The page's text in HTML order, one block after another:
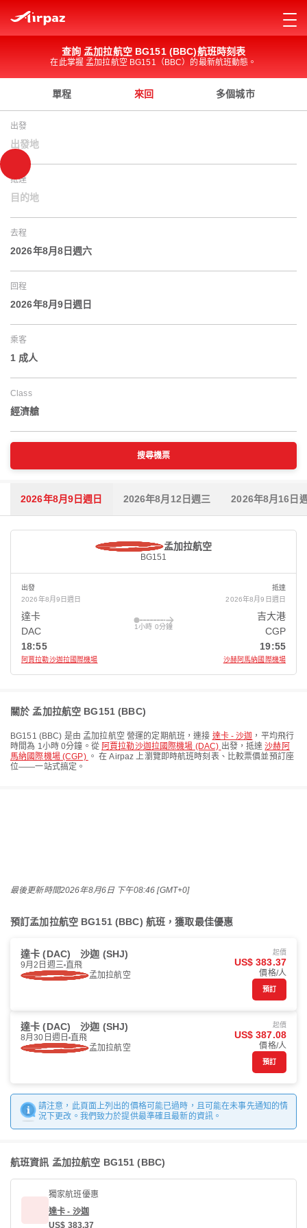
查詢 孟加拉航空 BG151 (BBC)航班時刻表
在此掌握 孟加拉航空 BG151（BBC）的最新航班動態。
單程 來回 多個城市
出發
出發地
抵達
目的地
去程
2026年8月8日週六
回程
2026年8月9日週日
乘客
1 成人
Class
經濟艙
搜尋機票
2026年8月9日週日 2026年8月12日週三 2026年8月16日
孟加拉航空
BG151
出發
2026年8月9日週日
達卡
DAC
18:55
阿賈拉勒沙迦拉國際機場
1小時 0分鐘
抵達
2026年8月9日週日
吉大港
CGP
19:55
沙赫阿馬納國際機場
關於 孟加拉航空 BG151 (BBC)
BG151 (BBC) 是由 孟加拉航空營運的定期航班，連接 達卡 - 沙迦 ，平均飛行
時間為 1小時 0分鐘 。從 阿賈拉勒沙迦拉國際機場 (DAC) 出發，抵達沙赫阿
馬納國際機場 (CGP) 。 在 Airpaz 上瀏覽即時航班時刻表、比較票價並預訂座
位——一站式搞定。
最後更新時間2026年8月6日 下午08:46 [GMT+0]
預訂孟加拉航空 BG151 (BBC) 航班，獲取最佳優惠
達卡 (DAC) 沙迦 (SHJ)
9月2日週三 直飛
孟加拉航空
起價
US$ 383.37
價格/人
預訂
達卡 (DAC) 沙迦 (SHJ)
8月30日週日 直飛
孟加拉航空
起價
US$ 387.08
價格/人
預訂
請注意，此頁面上列出的價格可能已過時，且可能在未事先通知的情
況下更改。我們致力於提供最準確且最新的資訊。
航班資訊 孟加拉航空 BG151 (BBC)
獨家航班優惠
達卡 - 沙迦
US$ 383.37